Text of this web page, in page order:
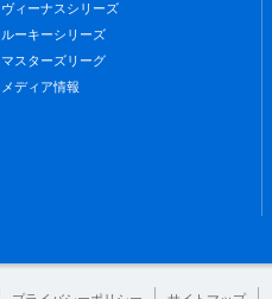
ヴィーナスシリーズ
ルーキーシリーズ
マスターズリーグ
メディア情報